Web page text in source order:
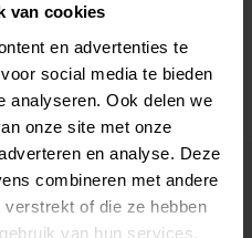
van cookies
en advertenties te
social media te bieden
analyseren. Ook delen we
onze site met onze
en analyse. Deze
combineren met andere
of die ze hebben
van hun services.
8%